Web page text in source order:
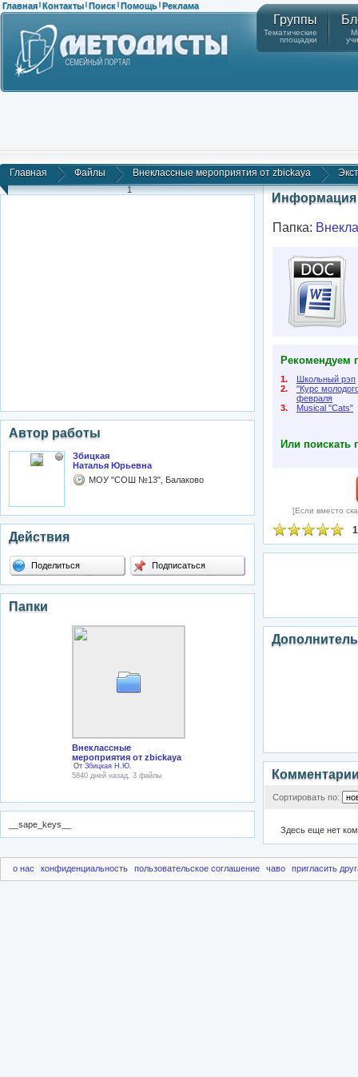
Главная | Контакты | Поиск | Помощь | Реклама
Группы
Тематические
площадки
Главная Файлы Внеклассные мероприятия от zbickaya
1
Автор работы
Збицкая
Наталья Юрьевна
МОУ "СОШ №13", Балаково
Действия
Поделиться Подписаться
Папки
Внеклассные
мероприятия от zbickaya
От Збицкая Н.Ю.
5840 дней назад, 3 файлы
__sape_keys__
Информация
Папка:
Рекомендуем
1.
Школьный рэп
2.
"Курс
февраля
3.
Musical "Cats"
Или поискать
[Если вместо
Сортировать по:
Здесь еще нет
о нас конфиденциальность пользовательское соглашение чаво пригласить